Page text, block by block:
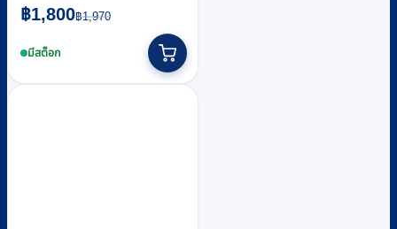
฿1,970
Original
price
was:
฿1,800
Current
price
is:มีสต็อก